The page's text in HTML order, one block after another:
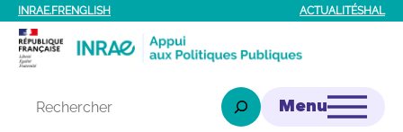
Aller
contenu
INRAE.FRENGLISH ACTUALITÉSHAL
Rechercher